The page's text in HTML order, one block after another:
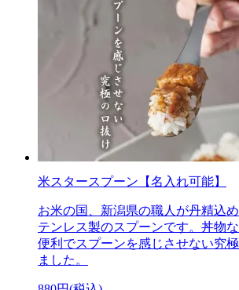
米スタースプーン【名入れ可能】
お米の国、新潟県の職人が丹精込
テンレス製のスプーンです。丼物
便利でスプーンを感じさせない究
ました。